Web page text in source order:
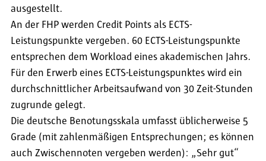
ausgestellt.
An der FHP werden Credit Points als ECTS-
Leistungspunkte vergeben. 60 ECTS-Leistungspunkte
entsprechen dem Workload eines akademischen Jahrs.
Für den Erwerb eines ECTS-Leistungspunktes wird ein
durchschnittlicher Arbeitsaufwand von 30 Zeit-Stunden
zugrunde gelegt.
Die deutsche Benotungsskala umfasst üblicherweise 5
Grade (mit zahlenmäßigen Entsprechungen; es können
auch Zwischennoten vergeben werden): „Sehr gut“